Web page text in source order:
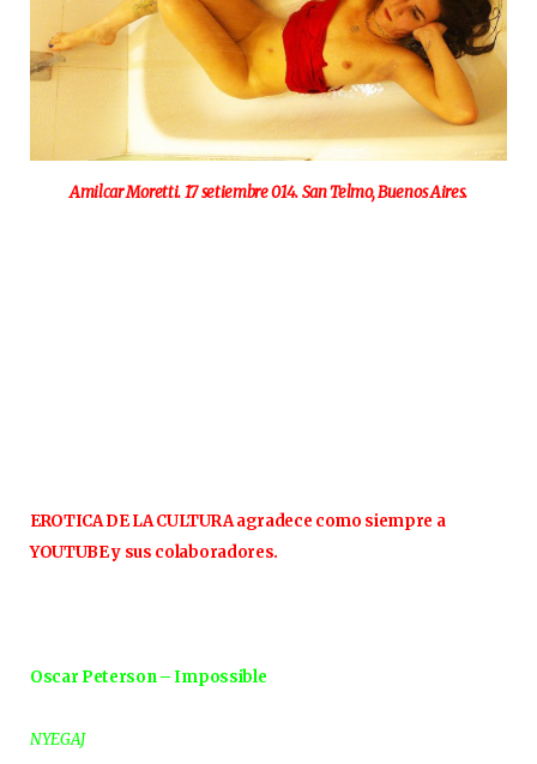
Amilcar Moretti. 17 setiembre 014. San Telmo, Buenos Aires.
EROTICA DE LA CULTURA agradece como siempre a
YOUTUBE y sus colaboradores.
Oscar Peterson – Impossible
NYEGAJ